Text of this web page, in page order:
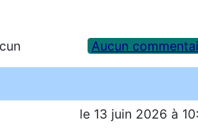
Aucun
le 13 juin 2026 à